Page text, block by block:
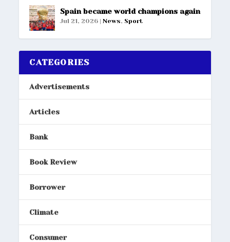
Spain became world champions again
Jul 21, 2026 |News, Sport
CATEGORIES
Advertisements
Articles
Bank
Book Review
Borrower
Climate
Consumer